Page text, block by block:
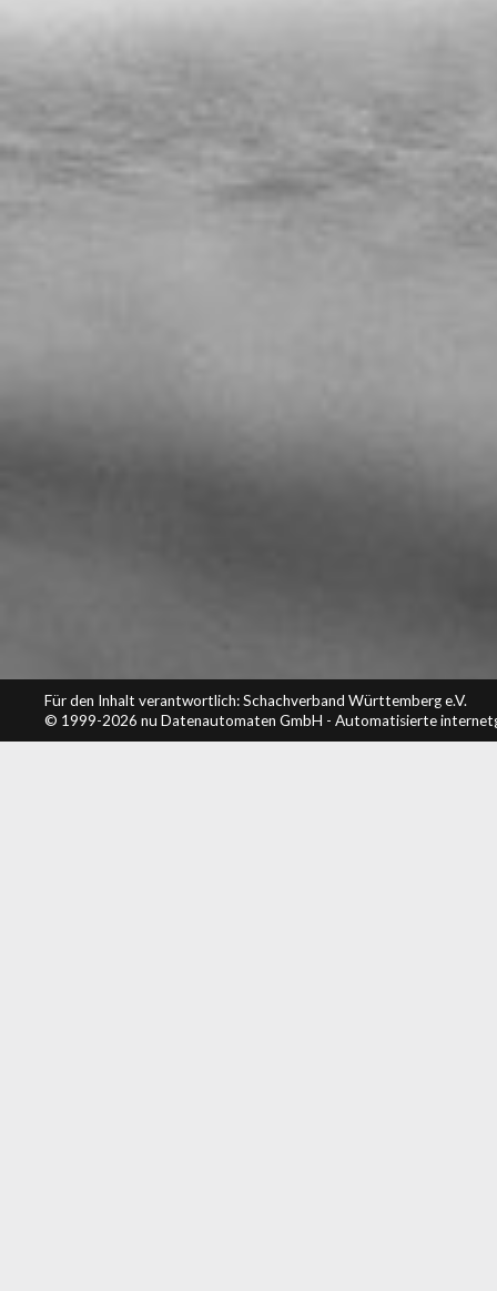
Für den Inhalt verantwortlich: Schachverband Württemberg e.V.
© 1999-2026 nu Datenautomaten GmbH - Automatisierte